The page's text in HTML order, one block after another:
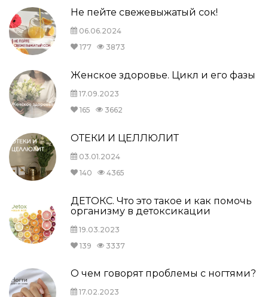
Не пейте свежевыжатый сок!
06.06.2024
177
3873
Женское здоровье. Цикл и его фазы
17.09.2023
165
3662
ОТЕКИ И ЦЕЛЛЮЛИТ
03.01.2024
140
4365
ДЕТОКС. Что это такое и как помочь
организму в детоксикации
19.03.2023
139
3337
О чем говорят проблемы с ногтями?
17.02.2023